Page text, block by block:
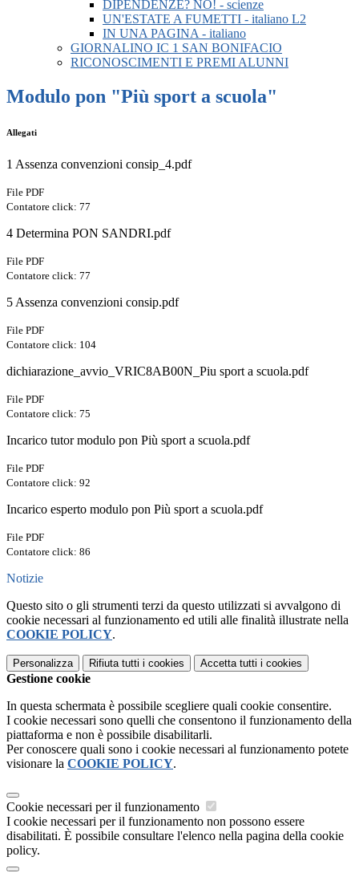
DIPENDENZE? NO! - scienze
UN'ESTATE A FUMETTI - italiano L2
IN UNA PAGINA - italiano
GIORNALINO IC 1 SAN BONIFACIO
RICONOSCIMENTI E PREMI ALUNNI
Modulo pon "Più sport a scuola"
Allegati
1 Assenza convenzioni consip_4.pdf
File PDF
Contatore click: 77
4 Determina PON SANDRI.pdf
File PDF
Contatore click: 77
5 Assenza convenzioni consip.pdf
File PDF
Contatore click: 104
dichiarazione_avvio_VRIC8AB00N_Piu sport a scuola.pdf
File PDF
Contatore click: 75
Incarico tutor modulo pon Più sport a scuola.pdf
File PDF
Contatore click: 92
Incarico esperto modulo pon Più sport a scuola.pdf
File PDF
Contatore click: 86
Notizie
Questo sito o gli strumenti terzi da questo utilizzati si avvalgono di
cookie necessari al funzionamento ed utili alle finalità illustrate nella
COOKIE POLICY.
Personalizza Rifiuta tutti i cookies Accetta tutti i cookies
Gestione cookie
In questa schermata è possibile scegliere quali cookie consentire.
I cookie necessari sono quelli che consentono il funzionamento della
piattaforma e non è possibile disabilitarli.
Per conoscere quali sono i cookie necessari al funzionamento potete
visionare la COOKIE POLICY.
Cookie necessari per il funzionamento
I cookie necessari per il funzionamento non possono essere
disabilitati. È possibile consultare l'elenco nella pagina della cookie
policy.